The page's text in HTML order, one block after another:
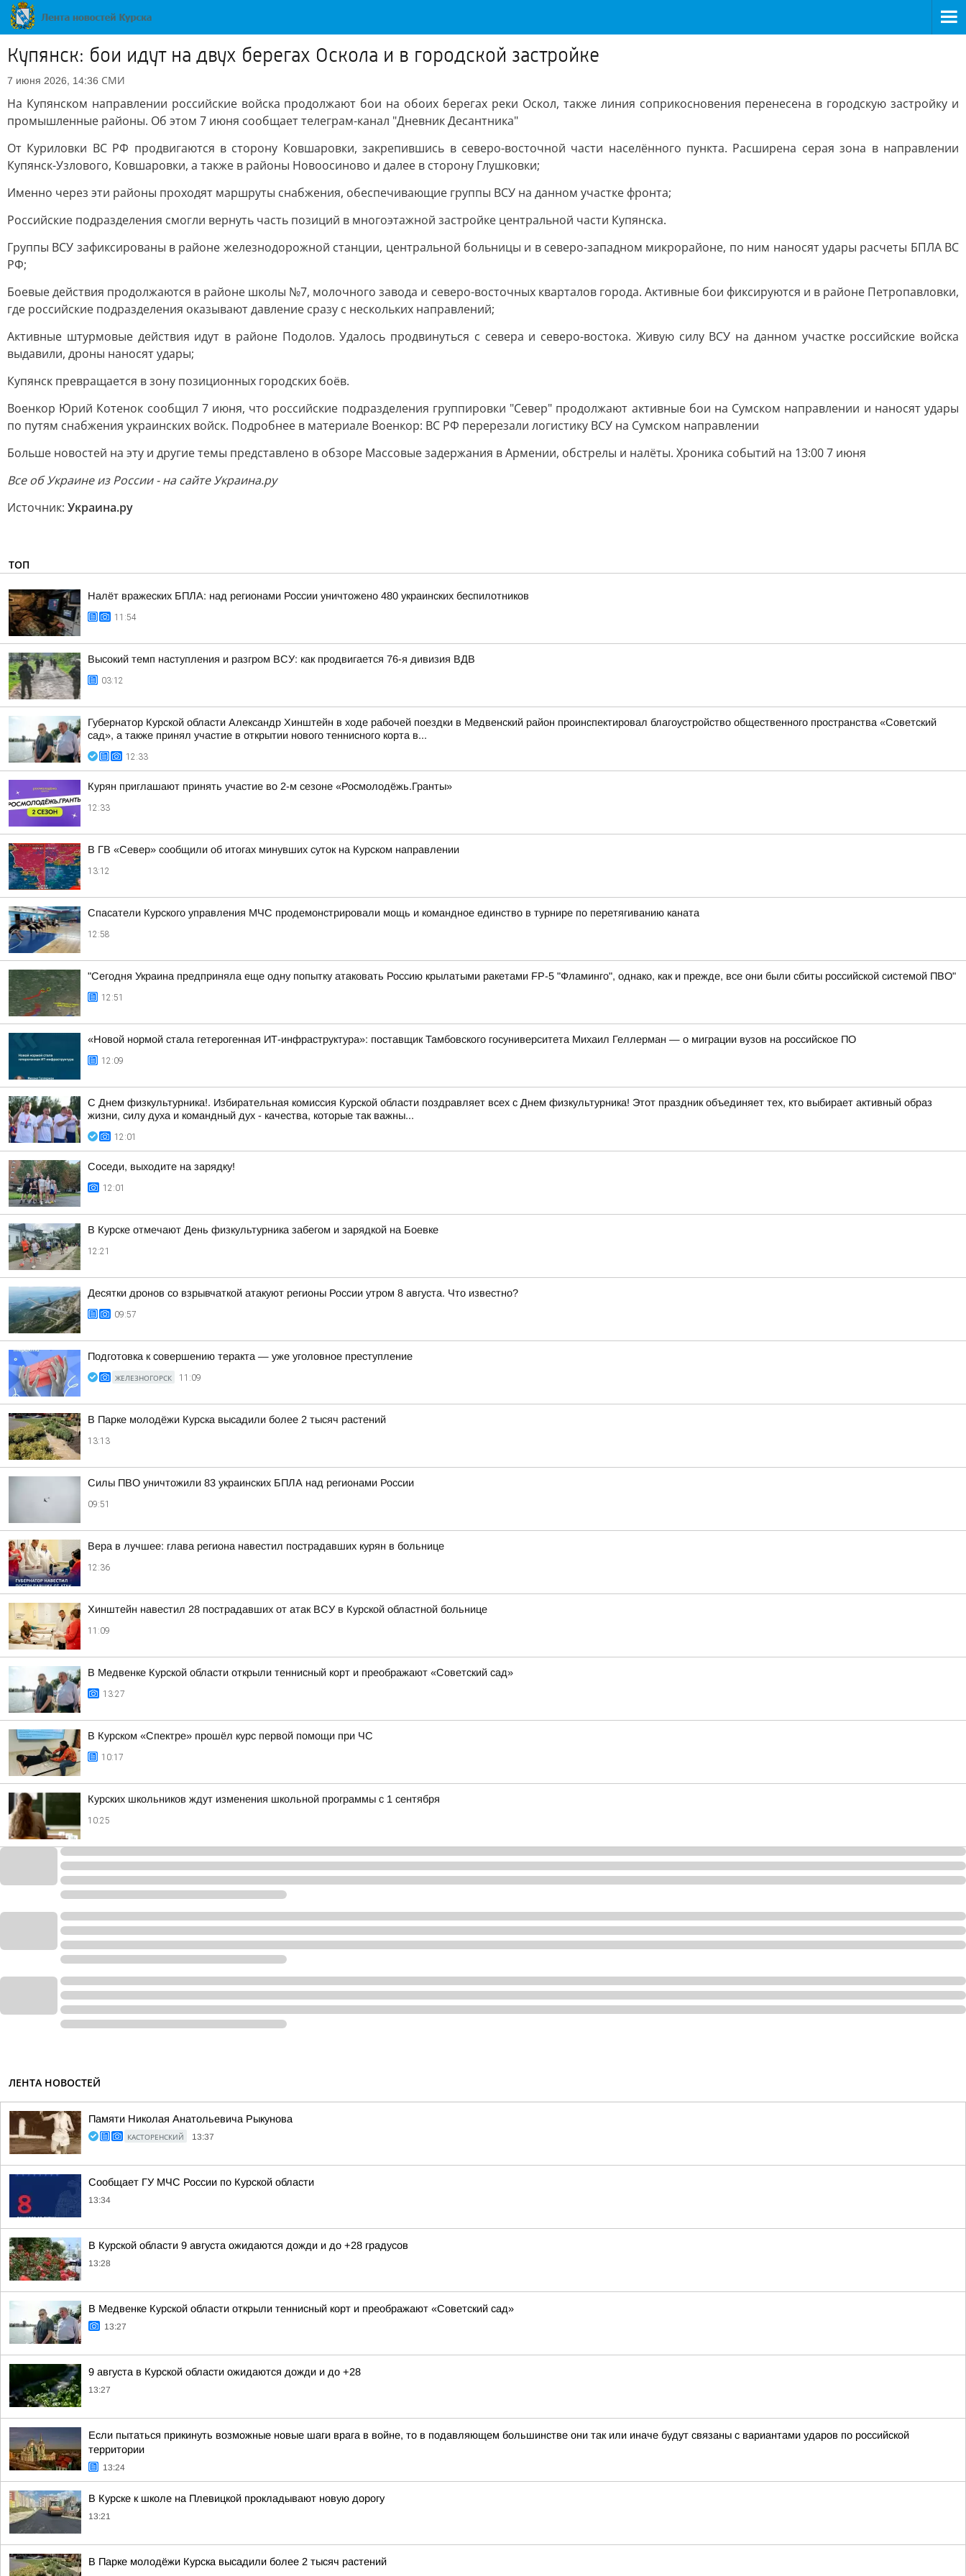
Купянск: бои идут на двух берегах Оскола и в городской застройке
7 июня 2026, 14:36 СМИ
На Купянском направлении российские войска продолжают бои на обоих берегах реки Оскол, также линия соприкосновения перенесена в городскую застройку и
промышленные районы. Об этом 7 июня сообщает телеграм-канал "Дневник Десантника"
От Куриловки ВС РФ продвигаются в сторону Ковшаровки, закрепившись в северо-восточной части населённого пункта. Расширена серая зона в направлении
Купянск-Узлового, Ковшаровки, а также в районы Новоосиново и далее в сторону Глушковки;
Именно через эти районы проходят маршруты снабжения, обеспечивающие группы ВСУ на данном участке фронта;
Российские подразделения смогли вернуть часть позиций в многоэтажной застройке центральной части Купянска.
Группы ВСУ зафиксированы в районе железнодорожной станции, центральной больницы и в северо-западном микрорайоне, по ним наносят удары расчеты БПЛА ВС
РФ;
Боевые действия продолжаются в районе школы №7, молочного завода и северо-восточных кварталов города. Активные бои фиксируются и в районе Петропавловки,
где российские подразделения оказывают давление сразу с нескольких направлений;
Активные штурмовые действия идут в районе Подолов. Удалось продвинуться с севера и северо-востока. Живую силу ВСУ на данном участке российские войска
выдавили, дроны наносят удары;
Купянск превращается в зону позиционных городских боёв.
Военкор Юрий Котенок сообщил 7 июня, что российские подразделения группировки "Север" продолжают активные бои на Сумском направлении и наносят удары
по путям снабжения украинских войск. Подробнее в материале Военкор: ВС РФ перерезали логистику ВСУ на Сумском направлении
Больше новостей на эту и другие темы представлено в обзоре Массовые задержания в Армении, обстрелы и налёты. Хроника событий на 13:00 7 июня
Все об Украине из России - на сайте Украина.ру
Источник: Украина.ру
ТОП
Налёт вражеских БПЛА: над регионами России уничтожено 480 украинских беспилотников
11:54
Высокий темп наступления и разгром ВСУ: как продвигается 76-я дивизия ВДВ
03:12
Губернатор Курской области Александр Хинштейн в ходе рабочей поездки в Медвенский район проинспектировал благоустройство общественного пространства «Советский
сад», а также принял участие в открытии нового теннисного корта в...
12:33
Курян приглашают принять участие во 2-м сезоне «Росмолодёжь.Гранты»
12:33
В ГВ «Север» сообщили об итогах минувших суток на Курском направлении
13:12
Спасатели Курского управления МЧС продемонстрировали мощь и командное единство в турнире по перетягиванию каната
12:58
"Сегодня Украина предприняла еще одну попытку атаковать Россию крылатыми ракетами FP-5 "Фламинго", однако, как и прежде, все они были сбиты российской системой ПВО"
12:51
«Новой нормой стала гетерогенная ИТ-инфраструктура»: поставщик Тамбовского госуниверситета Михаил Геллерман — о миграции вузов на российское ПО
12:09
С Днем физкультурника!. Избирательная комиссия Курской области поздравляет всех с Днем физкультурника! Этот праздник объединяет тех, кто выбирает активный образ
жизни, силу духа и командный дух - качества, которые так важны...
12:01
Соседи, выходите на зарядку!
12:01
В Курске отмечают День физкультурника забегом и зарядкой на Боевке
12:21
Десятки дронов со взрывчаткой атакуют регионы России утром 8 августа. Что известно?
09:57
Подготовка к совершению теракта — уже уголовное преступление
ЖЕЛЕЗНОГОРСК 11:09
В Парке молодёжи Курска высадили более 2 тысяч растений
13:13
Силы ПВО уничтожили 83 украинских БПЛА над регионами России
09:51
Вера в лучшее: глава региона навестил пострадавших курян в больнице
12:36
Хинштейн навестил 28 пострадавших от атак ВСУ в Курской областной больнице
11:09
В Медвенке Курской области открыли теннисный корт и преображают «Советский сад»
13:27
В Курском «Спектре» прошёл курс первой помощи при ЧС
10:17
Курских школьников ждут изменения школьной программы с 1 сентября
10:25
ЛЕНТА НОВОСТЕЙ
Памяти Николая Анатольевича Рыкунова
КАСТОРЕНСКИЙ 13:37
Сообщает ГУ МЧС России по Курской области
13:34
В Курской области 9 августа ожидаются дожди и до +28 градусов
13:28
В Медвенке Курской области открыли теннисный корт и преображают «Советский сад»
13:27
9 августа в Курской области ожидаются дожди и до +28
13:27
Если пытаться прикинуть возможные новые шаги врага в войне, то в подавляющем большинстве они так или иначе будут связаны с вариантами ударов по российской
территории
13:24
В Курске к школе на Плевицкой прокладывают новую дорогу
13:21
В Парке молодёжи Курска высадили более 2 тысяч растений